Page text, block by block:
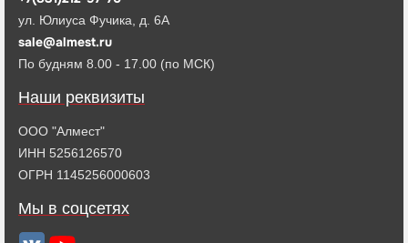
ул. Юлиуса Фучика, д. 6А
sale@almest.ru
По будням 8.00 - 17.00 (по МСК)
Наши реквизиты
ООО "Алмест"
ИНН 5256126570
ОГРН 1145256000603
Мы в соцсетях